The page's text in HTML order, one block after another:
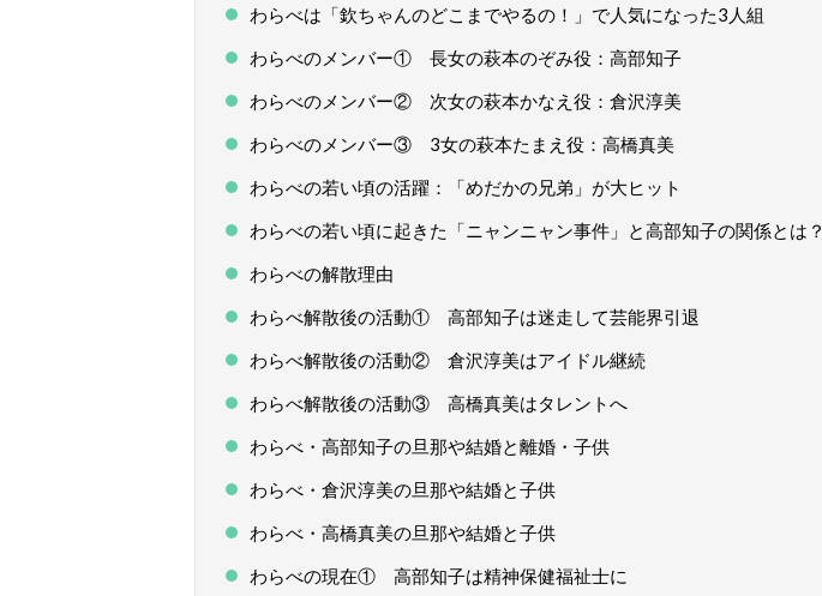
わらべは「欽ちゃんのどこまでやるの！」で人気になった3人組
わらべのメンバー① 長女の萩本のぞみ役：高部知子
わらべのメンバー② 次女の萩本かなえ役：倉沢淳美
わらべのメンバー③ 3女の萩本たまえ役：高橋真美
わらべの若い頃の活躍：「めだかの兄弟」が大ヒット
わらべの若い頃に起きた「ニャンニャン事件」と高部知子の関係とは？
わらべの解散理由
わらべ解散後の活動① 高部知子は迷走して芸能界引退
わらべ解散後の活動② 倉沢淳美はアイドル継続
わらべ解散後の活動③ 高橋真美はタレントへ
わらべ・高部知子の旦那や結婚と離婚・子供
わらべ・倉沢淳美の旦那や結婚と子供
わらべ・高橋真美の旦那や結婚と子供
わらべの現在① 高部知子は精神保健福祉士に